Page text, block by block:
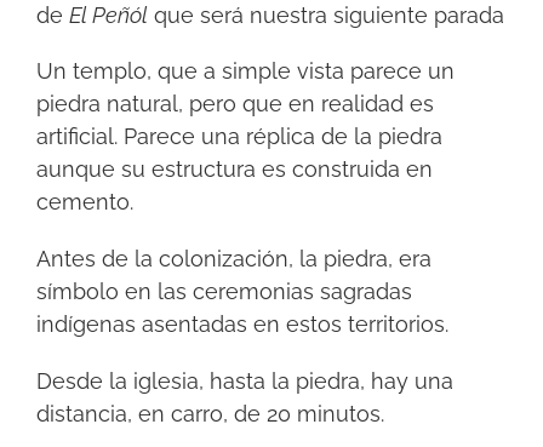
de El Peñól que será nuestra siguiente parada
Un templo, que a simple vista parece un
piedra natural, pero que en realidad es
artificial. Parece una réplica de la piedra
aunque su estructura es construida en
cemento.
Antes de la colonización, la piedra, era
símbolo en las ceremonias sagradas
indígenas asentadas en estos territorios.
Desde la iglesia, hasta la piedra, hay una
distancia, en carro, de 20 minutos.